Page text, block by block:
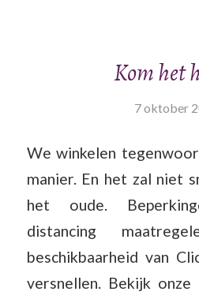
Kom het
7 oktober
We winkelen
manier. En het zal niet
het oude.
distancing
beschikbaarheid van
versnellen. Bekijk